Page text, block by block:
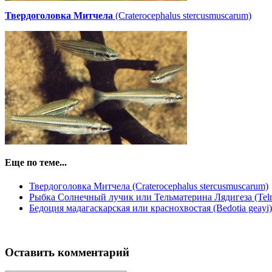
Твердоголовка Митчела (Craterocephalus stercusmuscarum)
Еще по теме...
Твердоголовка Митчела (Craterocephalus stercusmuscarum)
Рыбка Солнечный лучик или Тельматерина Лядигеза
Бедоция мадагаскарская или краснохвостая (Bedotia geayi)
Оставить комментарий